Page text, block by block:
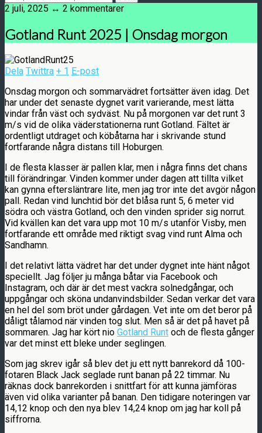
2 juli, 2025 ↔ 2 kommentarer
Gotland Runt 2025 | Onsdag morgon
Dela Twittra + 1 E-post
Onsdag morgon och sommarvädret fortsätter även idag. Det
har under det senaste dygnet varit varierande, mest lätta
vindar från väst och sydväst. Nu på morgonen var det runt 3
m/s vid de olika väderstationerna runt Gotland. Fältet är
ordentligt utdraget och köbåtarna har i skrivande stund
fortfarande några distans till Hoburgen.
I de flesta klasser är pallen klar, men i några finns det chans
till förändringar. Vinden kommer under dagen att tillta vilket
kan gynna eftersläntrare lite, men jag tror inte det avgör någon
pall. Redan vind lunchtid bör det blåsa runt 5, 6 meter vid
södra och västra Gotland, och den vinden sprider sig norrut.
Vid kvällen kan det vara upp mot 10 m/s utanför Visby, men
fortfarande ett område med riktigt svag vind runt Alma och
Sandhamn.
I det relativt lätta vädret har det under dygnet inte hänt något
speciellt. Jag följer ju många båtar via Facebook och
Instagram, och där är det mest vackra solnedgångar, och
uppgångar och sköna undanvindsbilder. Sedan verkar det vara
en hel del som bröt under gårdagen. Vet inte om det beror på
dåligt tålamod när vinden tog slut. Men så är det på havet på
sommaren. Jag har kört nio Gotland Runt och de flesta gånger
var det minst ett bleke under seglingen.
Som jag skrev igår så blev det ju ett nytt banrekord då 100-
fotaren Black Jack seglade runt banan på 22 timmar. Nu
räknas dock banrekorden i snittfart för att kunna jämföras
även vid olika varianter på banan. Den tidigare noteringen var
14,12 knop och den nya blev 14,24 knop om jag har koll på
siffrorna.